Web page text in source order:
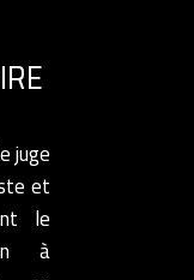
juge
et
le
à